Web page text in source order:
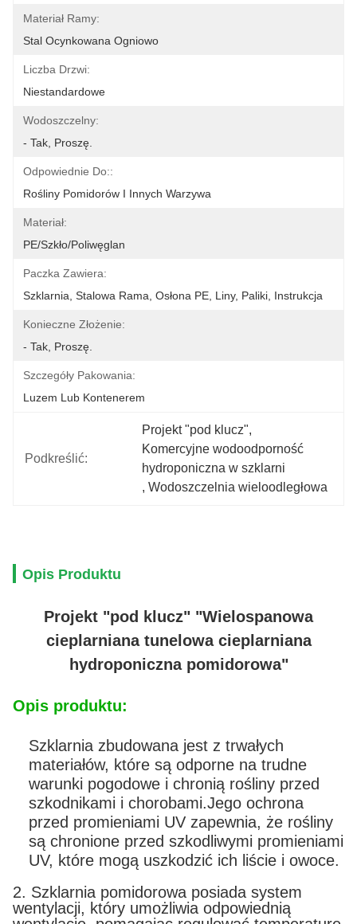
Materiał Ramy:
Stal Ocynkowana Ogniowo
Liczba Drzwi:
Niestandardowe
Wodoszczelny:
- Tak, Proszę.
Odpowiednie Do::
Rośliny Pomidorów I Innych Warzywa
Materiał:
PE/szkło/poliwęglan
Paczka Zawiera:
Szklarnia, Stalowa Rama, Osłona PE, Liny, Paliki, Instrukcja
Konieczne Złożenie:
- Tak, Proszę.
Szczegóły Pakowania:
Luzem Lub Kontenerem
Podkreślić:
Projekt "pod klucz",
Komercyjne wodoodporność
hydroponiczna w szklarni
, Wodoszczelnia wieloodległowa
Opis Produktu
Projekt "pod klucz" "Wielospanowa
cieplarniana tunelowa cieplarniana
hydroponiczna pomidorowa"
Opis produktu:
Szklarnia zbudowana jest z trwałych
materiałów, które są odporne na trudne
warunki pogodowe i chronią rośliny przed
szkodnikami i chorobami.Jego ochrona
przed promieniami UV zapewnia, że rośliny
są chronione przed szkodliwymi promieniami
UV, które mogą uszkodzić ich liście i owoce.
2. Szklarnia pomidorowa posiada system
wentylacji, który umożliwia odpowiednią